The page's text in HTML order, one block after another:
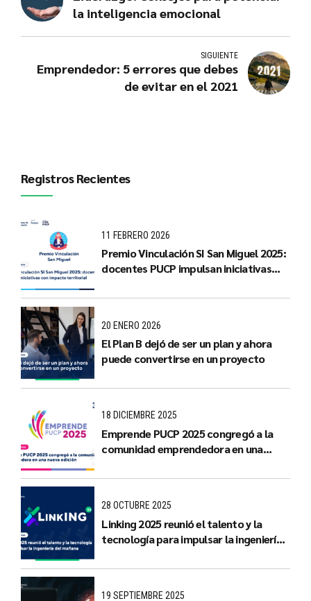
la inteligencia emocional
SIGUIENTE
Emprendedor: 5 errores que debes
de evitar en el 2021
Registros Recientes
11 FEBRERO 2026
Premio Vinculación SI San Miguel 2025:
docentes PUCP impulsan iniciativas
20 ENERO 2026
El Plan B dejó de ser un plan y ahora
puede convertirse en un proyecto
18 DICIEMBRE 2025
Emprende PUCP 2025 congregó a la
comunidad emprendedora en una
28 OCTUBRE 2025
Linking 2025 reunió el talento y la
tecnología para impulsar la ingeniería
19 SEPTIEMBRE 2025